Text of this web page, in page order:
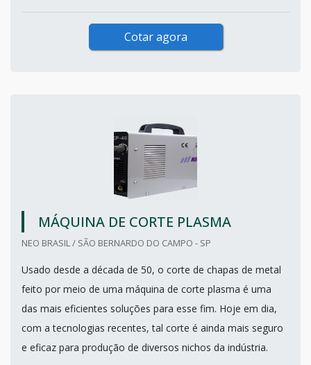
Cotar agora
MÁQUINA DE CORTE PLASMA
NEO BRASIL / SÃO BERNARDO DO CAMPO - SP
Usado desde a década de 50, o corte de chapas de metal
feito por meio de uma máquina de corte plasma é uma
das mais eficientes soluções para esse fim. Hoje em dia,
com a tecnologias recentes, tal corte é ainda mais seguro
e eficaz para produção de diversos nichos da indústria.